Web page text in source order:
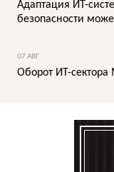
Адаптация ИТ-
безопасности
07 АВГ
Оборот ИТ-